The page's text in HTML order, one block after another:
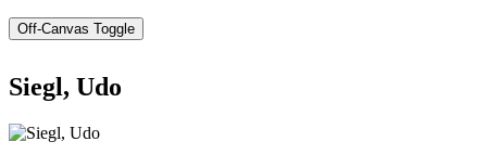
Off-Canvas Toggle
Siegl, Udo